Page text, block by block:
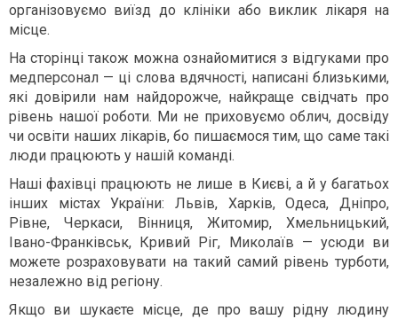
організовуємо виїзд до клініки або виклик лікаря на
місце.
На сторінці також можна ознайомитися з відгуками про
медперсонал — ці слова вдячності, написані близькими,
які довірили нам найдорожче, найкраще свідчать про
рівень нашої роботи. Ми не приховуємо облич, досвіду
чи освіти наших лікарів, бо пишаємося тим, що саме такі
люди працюють у нашій команді.
Наші фахівці працюють не лише в Києві, а й у багатьох
інших містах України: Львів, Харків, Одеса, Дніпро,
Рівне, Черкаси, Вінниця, Житомир, Хмельницький,
Івано-Франківськ, Кривий Ріг, Миколаїв — усюди ви
можете розраховувати на такий самий рівень турботи,
незалежно від регіону.
Якщо ви шукаєте місце, де про вашу рідну людину